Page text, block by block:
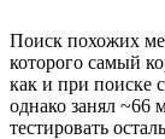
Поиск похожих
которого самый
как и при поиске
однако занял ~66
тестировать